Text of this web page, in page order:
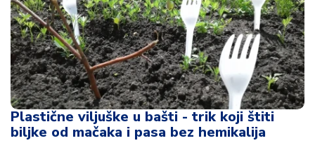
Plastične viljuške u bašti - trik koji štiti
biljke od mačaka i pasa bez hemikalija